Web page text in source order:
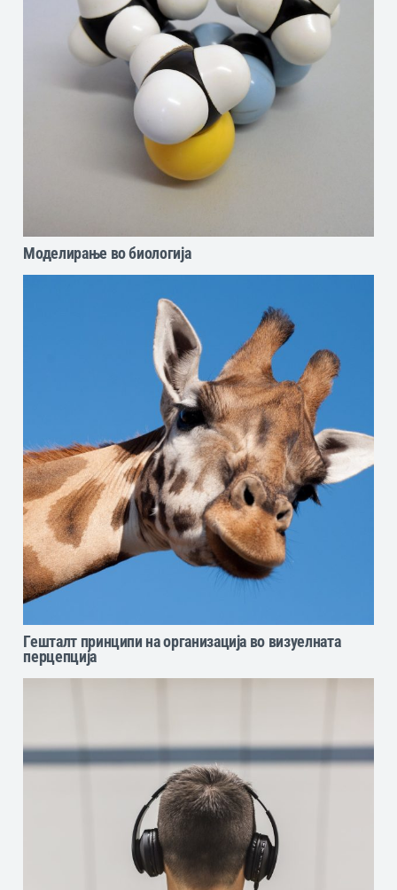
Моделирање во биологија
Гешталт принципи на организација во визуелната
перцепција